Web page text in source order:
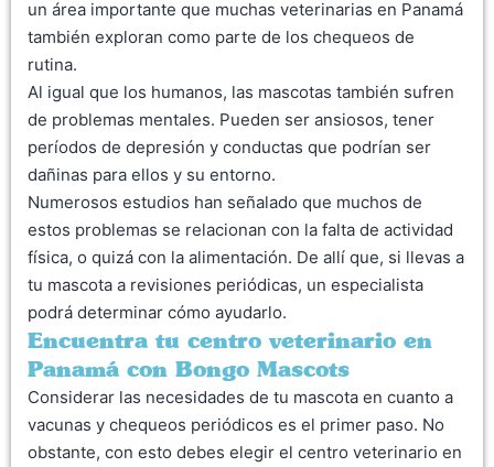
un área importante que muchas veterinarias en Panamá
también exploran como parte de los chequeos de
rutina.
Al igual que los humanos, las mascotas también sufren
de problemas mentales. Pueden ser ansiosos, tener
períodos de depresión y conductas que podrían ser
dañinas para ellos y su entorno.
Numerosos estudios han señalado que muchos de
estos problemas se relacionan con la falta de actividad
física, o quizá con la alimentación. De allí que, si llevas a
tu mascota a revisiones periódicas, un especialista
podrá determinar cómo ayudarlo.
Encuentra tu centro veterinario en
Panamá con Bongo Mascots
Considerar las necesidades de tu mascota en cuanto a
vacunas y chequeos periódicos es el primer paso. No
obstante, con esto debes elegir el centro veterinario en